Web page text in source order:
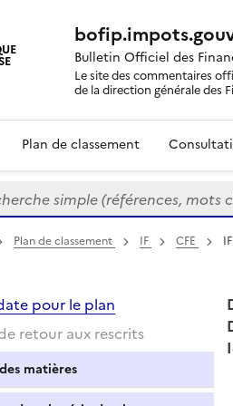
Bulletin Officiel des
Le site des commentaires
de la direction générale des
Plan de classement
simple (références, mots
Plan de classement IF CFE
pour le plan
retour aux rescrits
matières